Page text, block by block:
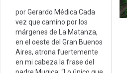
por Gerardo Médica Cada
vez que camino por los
márgenes de La Matanza,
en el oeste del Gran Buenos
Aires, atrona fuertemente
en mi cabeza la frase del